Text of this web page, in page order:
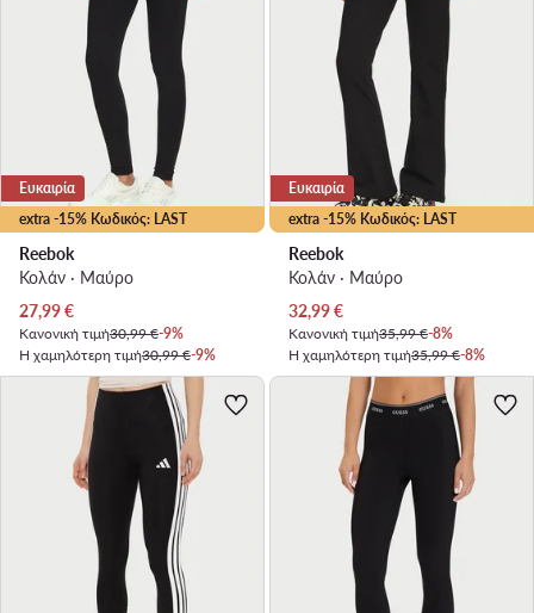
extra -15% Κωδικός: LAST
Ευκαιρία
Reebok
Κολάν · Μαύρο
Τρέχουσα τιμή
27,99€
Κανονική τιμή30,99 €-9%
Η χαμηλότερη τιμή30,99 €-9%
extra -15% Κωδικός: LAST
Ευκαιρία
Reebok
Κολάν · Μαύρο
Τρέχουσα τιμή
32,99€
Κανονική τιμή35,99 €-8%
Η χαμηλότερη τιμή35,99 €-8%